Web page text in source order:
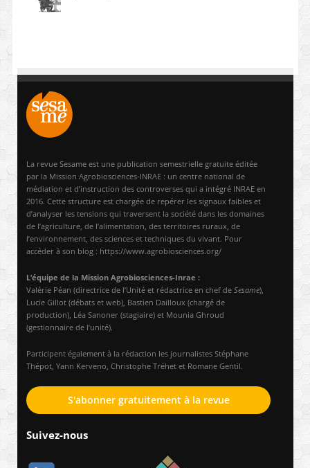
La revue Sesame est une publication semestrielle gratuite éditée
par la Mission Agrobiosciences-INRAE : un centre national de
médiation et d’instruction des controverses qui a intégré INRAE en
2016. Cette structure est chargée de repérer les signaux faibles et
d’analyser les tensions qui traversent la société dans les domaines
de l’agriculture, de l’alimentation, des territoires ruraux, de
l’environnement, des sciences et techniques du vivant. Pour
accéder à son blog : https://www.agrobiosciences.org/
L’équipe de la Mission Agrobiosciences-Inrae :
Valérie Péan (directrice de l’Unité et rédactrice en chef de Sesame),
Lucie Gillot (débats et web), Bastien Dailloux (chargé de
production), Léa Sanoner (stagiaire) et Mounia Ghroud
(gestionnaire de l’unité).
Participent également à la rédaction les journalistes Stéphane
Thépot, Yann Kerveno, Christophe Tréhet et Romane Gentil.
S'abonner gratuitement à la revue
Suivez-nous